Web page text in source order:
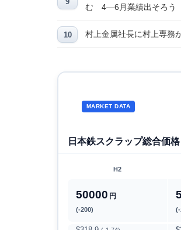
む 4―6月業績出そろう
村上金属社長に村上専務
MARKET DATA
日本鉄スクラップ総合価格
H2
50000 円
(-200) (-